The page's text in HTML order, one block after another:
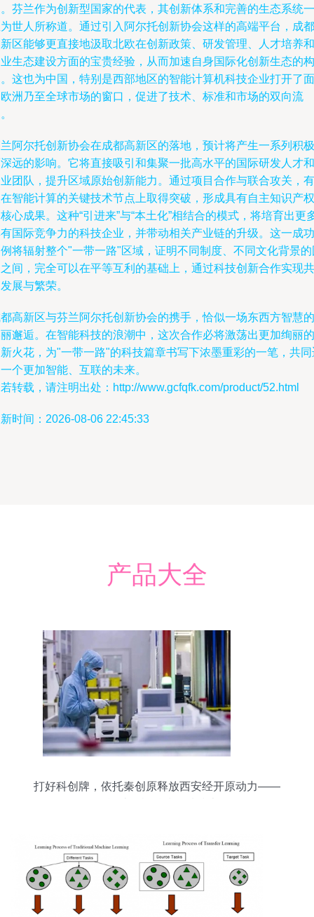
芬兰作为创新型国家的代表，其创新体系和完善的生态系统一
世人所称道。通过引入阿尔托创新协会这样的高端平台，成都
区能够更直接地汲取北欧在创新政策、研发管理、人才培养和
生态建设方面的宝贵经验，从而加速自身国际化创新生态的构
这也为中国，特别是西部地区的智能计算机科技企业打开了面
洲乃至全球市场的窗口，促进了技术、标准和市场的双向流
阿尔托创新协会在成都高新区的落地，预计将产生一系列积极
远的影响。它将直接吸引和集聚一批高水平的国际研发人才和
团队，提升区域原始创新能力。通过项目合作与联合攻关，有
智能计算的关键技术节点上取得突破，形成具有自主知识产权
心成果。这种“引进来”与“本土化”相结合的模式，将培育出更
国际竞争力的科技企业，并带动相关产业链的升级。这一成功
将辐射整个"一带一路"区域，证明不同制度、不同文化背景的
间，完全可以在平等互利的基础上，通过科技创新合作实现共
展与繁荣。
高新区与芬兰阿尔托创新协会的携手，恰似一场东西方智慧的
邂逅。在智能科技的浪潮中，这次合作必将激荡出更加绚丽的
火花，为"一带一路"的科技篇章书写下浓墨重彩的一笔，共同
个更加智能、互联的未来。
转载，请注明出处：http://www.gcfqfk.com/product/52.html
时间：2026-08-06 22:45:33
产品大全
打好科创牌，依托秦创原释放西安经开原动力——